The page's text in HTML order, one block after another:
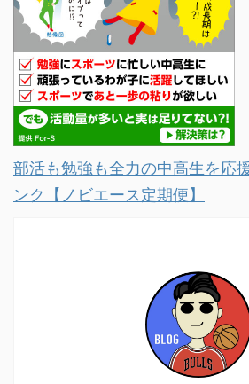
部活も勉強も全力の中高生を応
ンク【ノビエース定期便】